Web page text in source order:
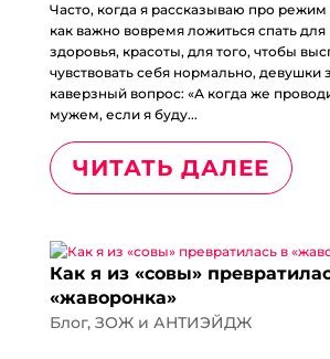
Часто, когда я рассказываю про режим
как важно вовремя ложиться спать
здоровья, красоты, для того, чтобы
чувствовать себя нормально, девушки
каверзный вопрос: «А когда же
мужем, если я буду...
ЧИТАТЬ ДАЛЕЕ
Как я из «совы»
«жаворонка»
Блог, ЗОЖ и АНТИЭЙДЖ